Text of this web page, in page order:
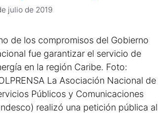
julio de 2019
de los compromisos del Gobierno
fue garantizar el servicio de
en la región Caribe. Foto:
La Asociación Nacional de
Públicos y Comunicaciones
realizó una petición pública al